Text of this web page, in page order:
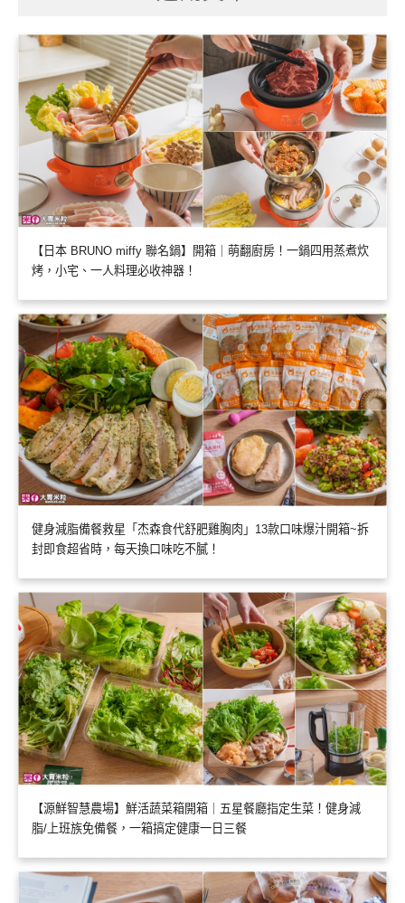
【日本 BRUNO miffy 聯名鍋】開箱｜萌翻廚房！一鍋四用蒸煮炊
烤，小宅、一人料理必收神器！
健身減脂備餐救星「杰森食代舒肥雞胸肉」13款口味爆汁開箱~拆
封即食超省時，每天換口味吃不膩！
【源鮮智慧農場】鮮活蔬菜箱開箱｜五星餐廳指定生菜！健身減
脂/上班族免備餐，一箱搞定健康一日三餐